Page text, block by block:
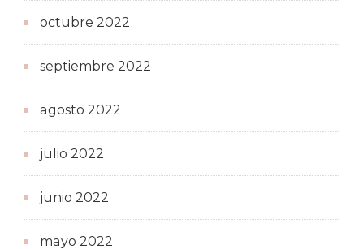
octubre 2022
septiembre 2022
agosto 2022
julio 2022
junio 2022
mayo 2022